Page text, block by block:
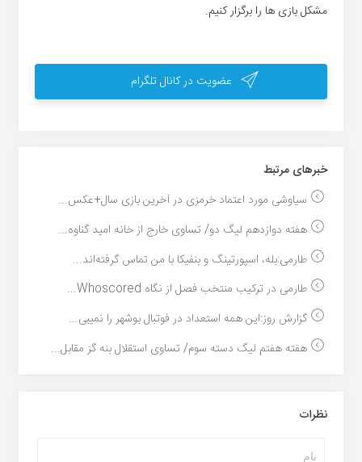
مشکل بازی ها را برگزار کنیم.
عضویت در کانال تلگرام
خبر‌های مرتبط
سیاوشی مورد اعتماد خرمزی در آخرین بازی سال+عکس...
هفته دوازدهم لیگ دو/ تساوی خارج از خانه امید گناوه...
طارمی:بله، اسپورتینگ و بنفیکا با من تماس گرفته‌اند...
طارمی در ترکیب منتخب فصل از نگاه Whoscored...
گزارش روز:این همه استعداد در فوتبال بوشهر را نمیبی...
هفته هفتم لیگ دسته سوم/ تساوی استقلال بنه گز مقابل...
نظرات